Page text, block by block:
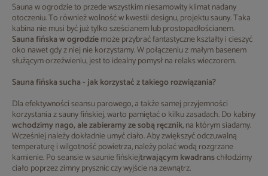
Sauna w ogrodzie to przede wszystkim niesamowity klimat nadany
otoczeniu. To również wolność w kwestii designu, projektu sauny. Taka
kabina nie musi być już tylko sześcianem lub prostopadłościanem.
Sauna fińska w ogrodziemoże przybrać fantastyczne kształty i cieszyć
oko nawet gdy z niej nie korzystamy. W połączeniu z małym basenem
służącym orzeźwieniu, jest to idealny pomysł na relaks wieczorem.
Sauna fińska sucha - jak korzystać z takiego rozwiązania?
Dla efektywności seansu parowego, a także samej przyjemności
korzystania z sauny fińskiej, warto pamiętać o kilku zasadach. Do kabiny
wchodzimy nago, ale zabieramy ze sobą ręcznik, na którym siadamy.
Wcześniej należy dokładnie umyć ciało. Aby zwiększyć odczuwalną
temperaturę i wilgotność powietrza, należy polać wodą rozgrzane
kamienie. Po seansie w saunie fińskiejtrwającym kwadranschłodzimy
ciało poprzez zimny prysznic czy wyjście na zewnątrz.